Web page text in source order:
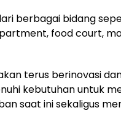
berbagai bidang
food court,
terus berinovasi
kebutuhan untuk
saat ini sekaligus